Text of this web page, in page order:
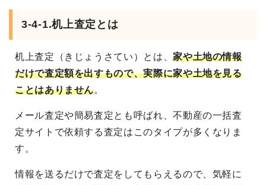
3-4-1.机上査定とは
机上査定（きじょうさてい）とは、家や土地の情報
だけで査定額を出すもので、実際に家や土地を見る
ことはありません。
メール査定や簡易査定とも呼ばれ、不動産の一括査
定サイトで依頼する査定はこのタイプが多くなりま
す。
情報を送るだけで査定をしてもらえるので、気軽に